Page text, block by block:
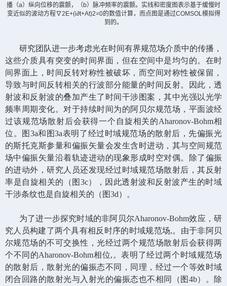
播（a）纵向位移的震颤，（b）脉冲频率的震颤。实线和密度图表示基于缓慢时
变近似的波动方程∇2E+(i∂t+At)2=0的数值计算，而点图是通过COMSOL模拟得
到的。
研究团队进一步考虑光在时间有界规范场介质中的传播，
这些介质具有突变的时间界面，但在空间中是均匀的。在时
间界面上，时间反转对称性被破坏，而空间对称性被保留，
导致与时间反转相关的行波部分能量的时间反射。因此，透
射波和反射波的叠加产生了时间干涉图案，其中光强以光学
频率周期变化。对于持续时间为的阿贝尔规范场，平面波经
过该规范场散射后会获得一个自旋相关的Aharonov-Bohm相
位。图 3a和图3a表明了经过时域规范场的散射后，先偏振光
的斯托克斯参量和偏振矢量会发生含时进动，其与空间规范
场中偏振矢量沿着轨迹进动的现象形成时空对偶。除了偏振
的进动外，研究人员还发现经过时域规范场散射后，其反射
率是自旋相关的（图 3c），因此透射波和反射波产生的时域
干涉条纹也是自旋相关的（图3d）。
为了进一步探究时域的非阿贝尔Aharonov-Bohm效应，研
究人员构建了两个具有相反时序的时域规范场,。由于非阿贝
尔规范场的不可交换性，光经过两个规范场散射后会获得两
个不同的Aharonov-Bohm相位, 。表明了经过两个时域规范场
的散射后，散射光的偏振态不同，同理，经过一个等效时域
闭合回路的散射光与入射光的偏振态也不相同（图 4b）。除